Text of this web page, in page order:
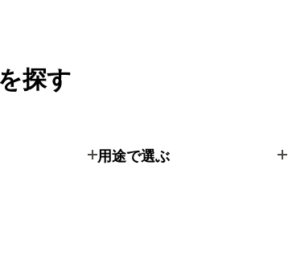
探す
用途で選ぶ